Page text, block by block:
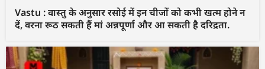
Vastu : वास्तु के अनुसार रसोई में इन चीजों को कभी खत्म होने न
दें, वरना रूठ सकती हैं मां अन्नपूर्णा और आ सकती है दरिद्रता.